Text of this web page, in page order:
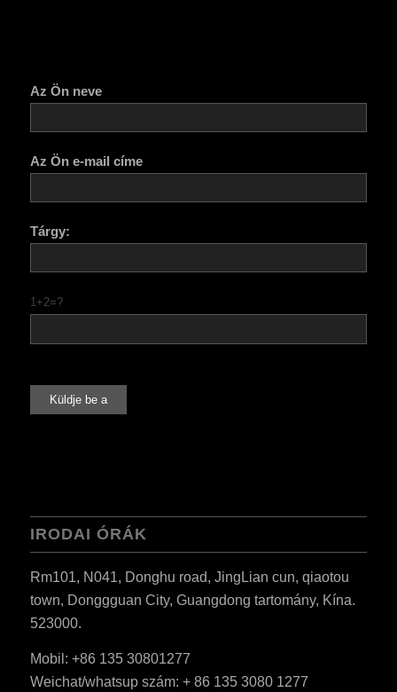
Az Ön neve
Az Ön e-mail címe
Tárgy:
1+2=?
IRODAI ÓRÁK
Rm101, N041, Donghu road, JingLian cun, qiaotou
town, Donggguan City, Guangdong tartomány, Kína.
523000.
Mobil: +86 135 30801277
Weichat/whatsup szám: + 86 135 3080 1277
ES_MX